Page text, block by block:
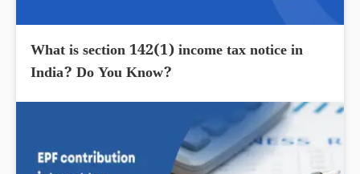
What is section 142(1) income tax notice in
India? Do You Know?